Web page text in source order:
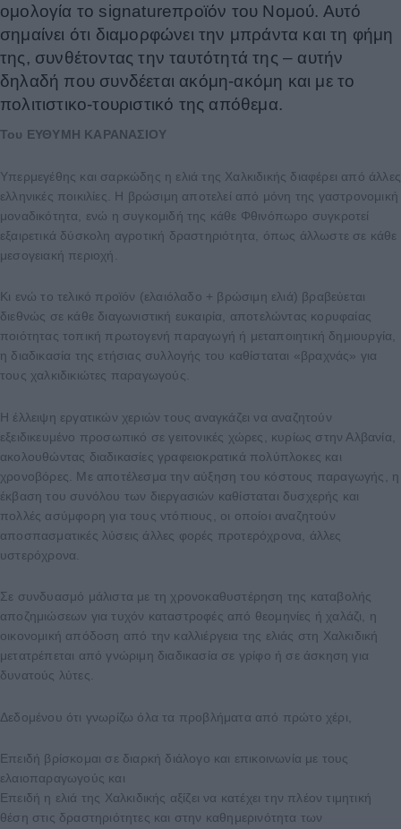
ομολογία το signatureπροϊόν του Νομού. Αυτό
σημαίνει ότι διαμορφώνει την μπράντα και τη φήμη
της, συνθέτοντας την ταυτότητά της – αυτήν
δηλαδή που συνδέεται ακόμη-ακόμη και με το
πολιτιστικο-τουριστικό της απόθεμα.
Του ΕΥΘΥΜΗ ΚΑΡΑΝΑΣΙΟΥ
Υπερμεγέθης και σαρκώδης η ελιά της Χαλκιδικής διαφέρει από άλλες
ελληνικές ποικιλίες. Η βρώσιμη αποτελεί από μόνη της γαστρονομική
μοναδικότητα, ενώ η συγκομιδή της κάθε Φθινόπωρο συγκροτεί
εξαιρετικά δύσκολη αγροτική δραστηριότητα, όπως άλλωστε σε κάθε
μεσογειακή περιοχή.
Κι ενώ το τελικό προϊόν (ελαιόλαδο + βρώσιμη ελιά) βραβεύεται
διεθνώς σε κάθε διαγωνιστική ευκαιρία, αποτελώντας κορυφαίας
ποιότητας τοπική πρωτογενή παραγωγή ή μεταποιητική δημιουργία,
η διαδικασία της ετήσιας συλλογής του καθίσταται «βραχνάς» για
τους χαλκιδικιώτες παραγωγούς.
Η έλλειψη εργατικών χεριών τους αναγκάζει να αναζητούν
εξειδικευμένο προσωπικό σε γειτονικές χώρες, κυρίως στην Αλβανία,
ακολουθώντας διαδικασίες γραφειοκρατικά πολύπλοκες και
χρονοβόρες. Με αποτέλεσμα την αύξηση του κόστους παραγωγής, η
έκβαση του συνόλου των διεργασιών καθίσταται δυσχερής και
πολλές ασύμφορη για τους ντόπιους, οι οποίοι αναζητούν
αποσπασματικές λύσεις άλλες φορές προτερόχρονα, άλλες
υστερόχρονα.
Σε συνδυασμό μάλιστα με τη χρονοκαθυστέρηση της καταβολής
αποζημιώσεων για τυχόν καταστροφές από θεομηνίες ή χαλάζι, η
οικονομική απόδοση από την καλλιέργεια της ελιάς στη Χαλκιδική
μετατρέπεται από γνώριμη διαδικασία σε γρίφο ή σε άσκηση για
δυνατούς λύτες.
Δεδομένου ότι γνωρίζω όλα τα προβλήματα από πρώτο χέρι,
Eπειδή βρίσκομαι σε διαρκή διάλογο και επικοινωνία με τους
ελαιοπαραγωγούς και
Eπειδή η ελιά της Χαλκιδικής αξίζει να κατέχει την πλέον τιμητική
θέση στις δραστηριότητες και στην καθημερινότητα των